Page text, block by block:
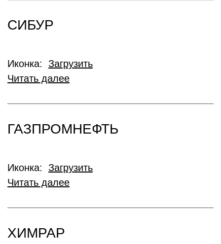
СИБУР
Иконка: Загрузить
Читать далее
ГАЗПРОМНЕФТЬ
Иконка: Загрузить
Читать далее
ХИМРАР